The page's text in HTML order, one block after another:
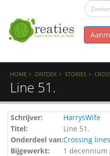
HOME ONTDEK STORIES
Line 51.
Schrijver:
HarrysWife
Titel:
Line 51.
Onderdeel van:Crossing
Bijgewerkt:
1 decennium